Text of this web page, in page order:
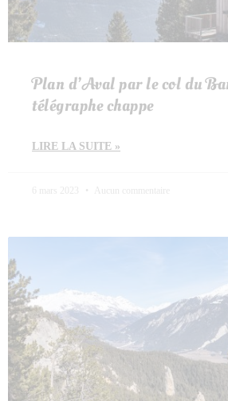
Plan d’Aval par le col du
télégraphe chappe
LIRE LA SUITE »
6 mars 2023